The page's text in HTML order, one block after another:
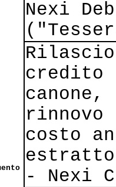
Nexi
credito
canone,
rinnovo
costo
- Nexi